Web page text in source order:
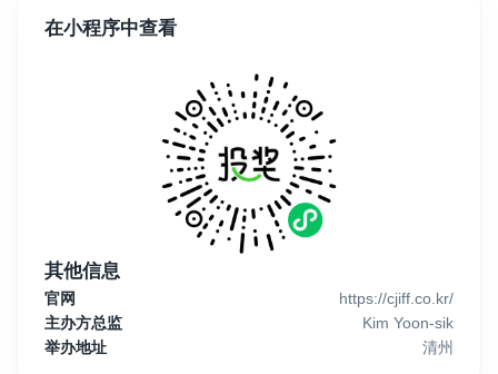
在小程序中查看
其他信息
官网
https://cjiff.co.kr/
主办方总监
Kim Yoon-sik
举办地址
清州